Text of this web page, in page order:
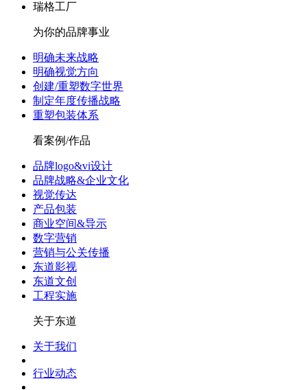
瑞格工厂
为你的品牌事业
明确未来战略
明确视觉方向
创建/重塑数字世界
制定年度传播战略
重塑包装体系
看案例/作品
品牌logo&vi设计
品牌战略&企业文化
视觉传达
产品包装
商业空间&导示
数字营销
营销与公关传播
东道影视
东道文创
工程实施
关于东道
关于我们
行业动态